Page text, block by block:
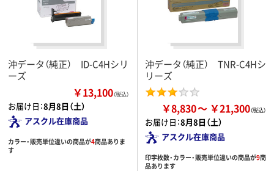
沖データ（純正） ID-C4Hシリ
ーズ
￥13,100（税込）
お届け日：8月8日（土）
アスクル在庫商品
カラー・販売単位違いの商品が4商品ありま
す
沖データ（純正） TNR-C4Hシ
リーズ
￥8,830 ￥21,300
お届け日：8月8日（土）
アスクル在庫商品
印字枚数・カラー・販売単位違いの商品が9商
品あります